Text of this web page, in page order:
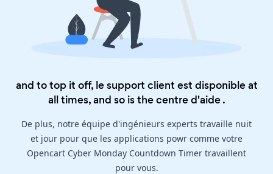
and to top it off, le support client est disponible at
all times, and so is thecentre d'aide.
De plus, notre équipe d'ingénieurs experts travaille nuit
et jour pour que les applications powr comme votre
Opencart Cyber Monday Countdown Timer travaillent
pour vous.